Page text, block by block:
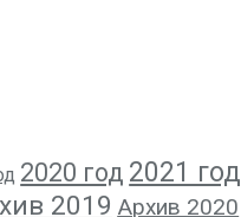
2020 год 2021 год
2019 Архив 2020